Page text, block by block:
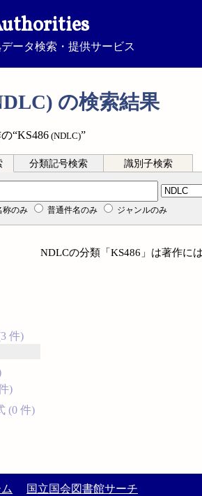
ータ検索・提供サービス
の検索結果
“KS486 (NDLC)”
分類記号検索 識別子検索
称のみ 普通件名のみ ジャンルのみ
件)
)
(0 件)
NDLCの分類「KS486」は著作に
国立国会図書館サーチ